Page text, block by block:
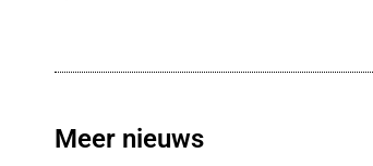
Meer nieuws